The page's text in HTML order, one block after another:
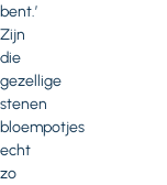
bent.’
Zijn
die
gezellige
stenen
bloempotjes
echt
zo